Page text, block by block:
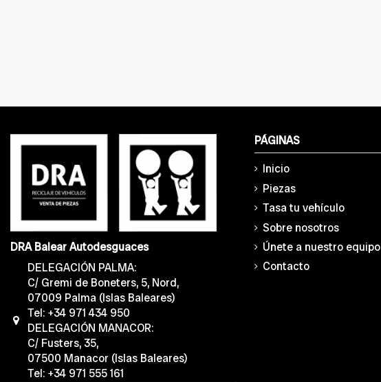
DRA Balear Autodesguaces
DELEGACIÓN PALMA:
C/ Gremi de Boneters, 5, Nord,
07009 Palma (Islas Baleares)
Tel: +34 971 434 950
DELEGACIÓN MANACOR:
C/ Fusters, 35,
07500 Manacor (Islas Baleares)
Tel: +34 971 555 161
PÁGINAS
Inicio
Piezas
Tasa tu vehículo
Sobre nosotros
Únete a nuestro equipo
Contacto